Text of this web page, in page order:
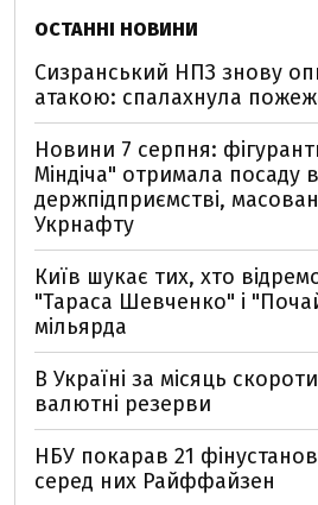
ОСТАННІ НОВИНИ
Сизранський НПЗ знову
атакою: спалахнула
Новини 7 серпня:
Міндіча" отримала посаду в
держпідприємстві,
Укрнафту
Київ шукає тих, хто
"Тараса Шевченко" і
мільярда
В Україні за місяць
валютні резерви
НБУ покарав 21
серед них Райффайзен